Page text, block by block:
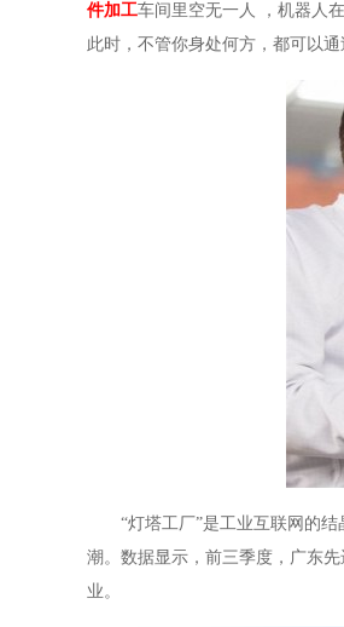
件加工车间里空无一人 ，机器人
此时，不管你身处何方，都可以
“灯塔工厂”是工业互联网的结
潮。数据显示，前三季度，广东
业。